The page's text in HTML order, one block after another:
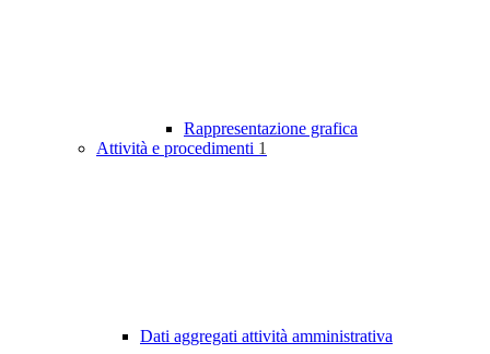
Rappresentazione grafica
Attività e procedimenti 1
Dati aggregati attività amministrativa